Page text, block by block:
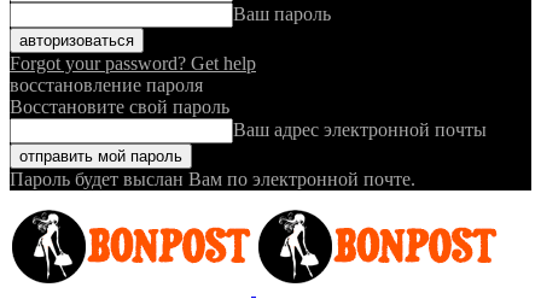
Ваш пароль
Forgot your password? Get help
восстановление пароля
Восстановите свой пароль
Ваш адрес электронной почты
Пароль будет выслан Вам по электронной почте.